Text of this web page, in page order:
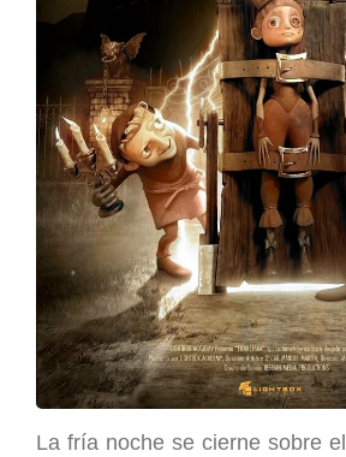
La fría noche se cierne sobre